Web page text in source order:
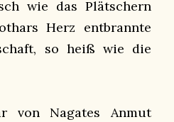
wie das Plätschern
Herz entbrannte
so heiß wie die
von Nagates Anmut